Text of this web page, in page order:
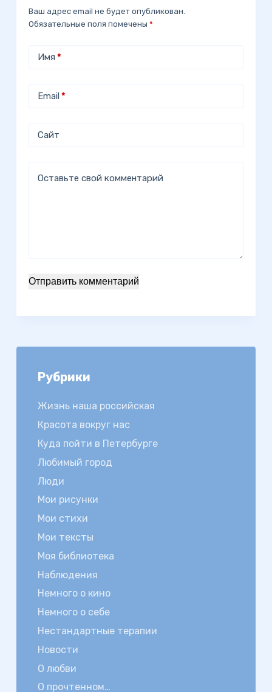
Ваш адрес email не будет опубликован.
Обязательные поля помечены *
Имя *
Email *
Сайт
Оставьте свой комментарий
Отправить комментарий
Рубрики
Жизнь наша российская
Красота вокруг нас
Куда пойти в Петербурге
Любимый город
Люди
Мои рисунки
Мои стихи
Мои тексты
Моя библиотека
Наблюдения
Немного о кино
Немного о себе
Нестандартные терапии
Новости
О любви
О прочтенном…